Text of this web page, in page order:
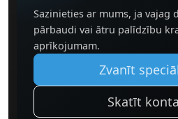
Sazinieties ar mums, ja vajag
pārbaudi vai ātru palīdzību
aprīkojumam.
Zvanīt
Skatīt